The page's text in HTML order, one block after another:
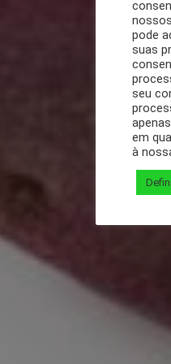
pode
suas
seu
em
à